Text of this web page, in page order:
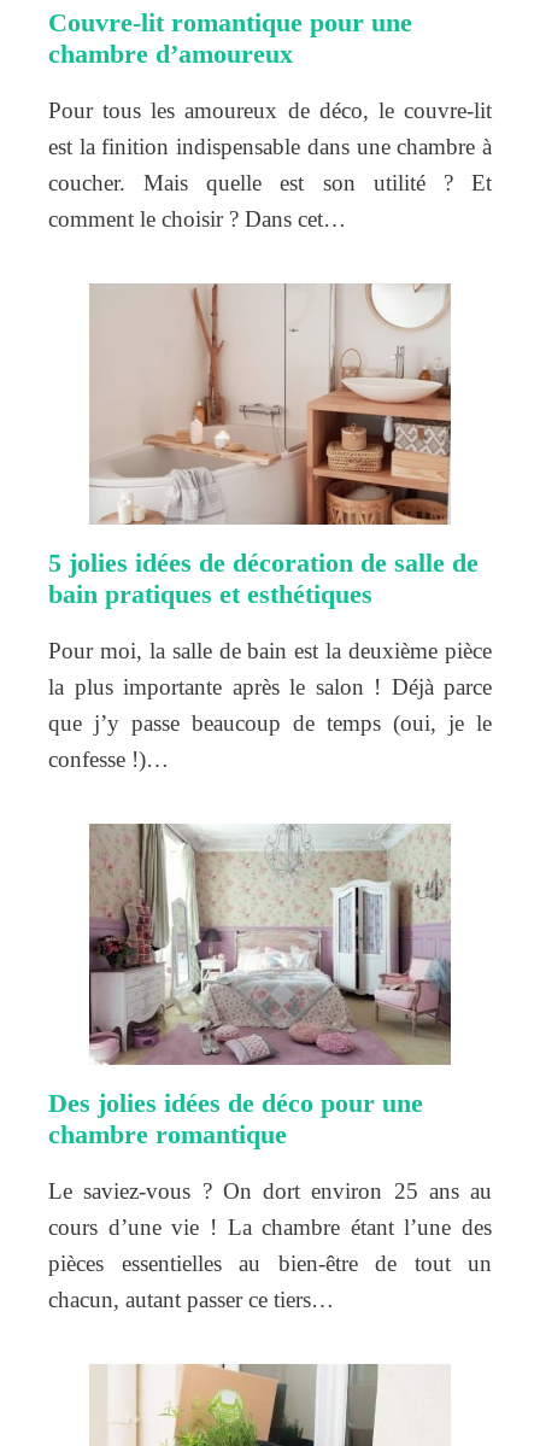
Couvre-lit romantique pour une
chambre d’amoureux
Pour tous les amoureux de déco, le couvre-lit
est la finition indispensable dans une chambre à
coucher. Mais quelle est son utilité ? Et
comment le choisir ? Dans cet…
5 jolies idées de décoration de salle de
bain pratiques et esthétiques
Pour moi, la salle de bain est la deuxième pièce
la plus importante après le salon ! Déjà parce
que j’y passe beaucoup de temps (oui, je le
confesse !)…
Des jolies idées de déco pour une
chambre romantique
Le saviez-vous ? On dort environ 25 ans au
cours d’une vie ! La chambre étant l’une des
pièces essentielles au bien-être de tout un
chacun, autant passer ce tiers…